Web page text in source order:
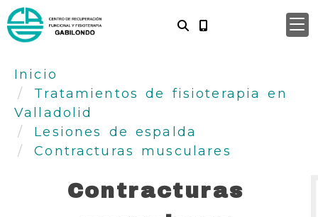
Inicio
Tratamientos de fisioterapia en
Valladolid
Lesiones de espalda
Contracturas musculares
Contracturas